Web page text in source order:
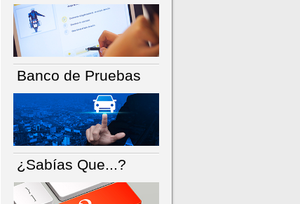
Banco de Pruebas
¿Sabías Que...?